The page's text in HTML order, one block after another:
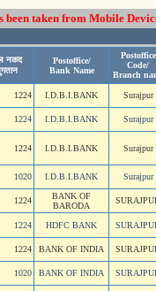
taken from Mobile
नकद
Postoffice/
Bank Name
Postoffice
Code/
Branch
1224 I.D.B.I.BANK Surajpur
1224 I.D.B.I.BANK Surajpur
1224 I.D.B.I.BANK Surajpur
1020 I.D.B.I.BANK Surajpur
1224
BANK OF
BARODA
1224 HDFC BANK
1224 BANK OF INDIA
1020 BANK OF INDIA